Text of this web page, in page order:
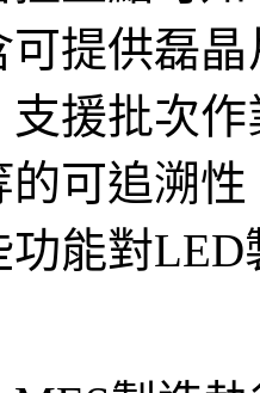
提供磊
援批次
的可追溯
能對